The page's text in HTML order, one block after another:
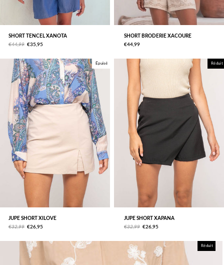
SHORT TENCEL XANOTA
€44,99 €35,95
SHORT BRODERIE XACOURE
€44,99
Épuisé
JUPE SHORT XILOVE
€32,99 €26,95
Réduit
JUPE SHORT XAPANA
€32,99 €26,95
Réduit